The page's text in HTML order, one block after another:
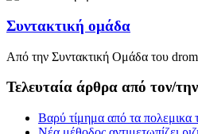
Συντακτική ομάδα
Από την Συντακτική Ομάδα του
Τελευταία άρθρα από τον/
Βαρύ τίμημα από τα πολεμικα